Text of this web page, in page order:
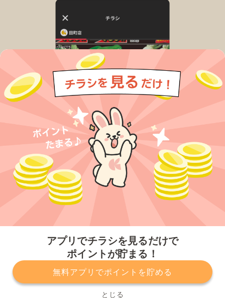
アプリでチラシを見るだけで
ポイントが貯まる！
無料アプリでポイントを貯める
とじる
プライバシーポリシー 利用規約
運営会社
サービスに関してのお問い合わせ